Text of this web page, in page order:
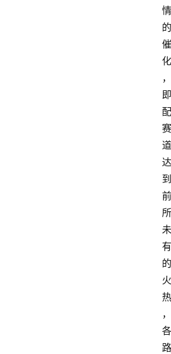
情
的
催
化
，
即
配
赛
道
达
到
前
所
未
有
的
火
热
，
各
路